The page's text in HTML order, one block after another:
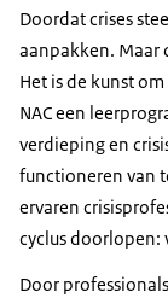
Doordat crises
aanpakken. Maar
Het is de kunst
NAC een
verdieping en
functioneren van
ervaren
cyclus doorlopen:
Door